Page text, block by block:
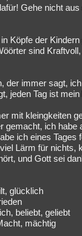
Gehe nicht
Köpfe der
sind
der immer sagt,
jeden Tag ist mein
mit kleingkeiten
gemacht, ich habe
ich eines Tages
Lärm für nichts,
und Gott sei
glücklich
beliebt, geliebt
mächtig